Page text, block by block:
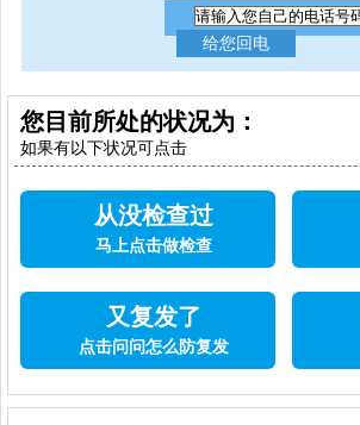
您目前所处的状况为：
如果有以下状况可点击
从没检查过
马上点击做检查
又复发了
点击问问怎么防复发